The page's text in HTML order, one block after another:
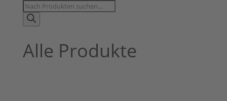
Products
search
Alle Produkte